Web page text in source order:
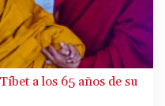
a los 65 años de su